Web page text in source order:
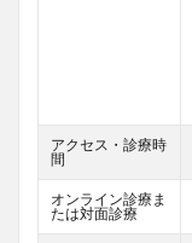
アクセス・診療時
間
オンライン診療ま
たは対面診療